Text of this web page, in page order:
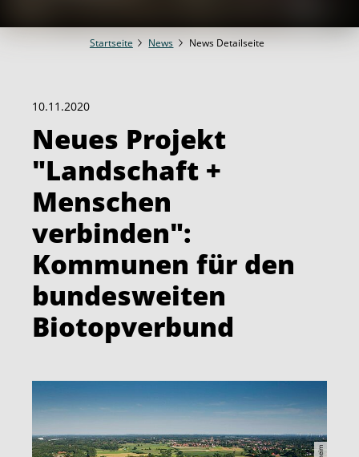
Startseite News News Detailseite
10.11.2020
Neues Projekt
"Landschaft +
Menschen
verbinden":
Kommunen für den
bundesweiten
Biotopverbund